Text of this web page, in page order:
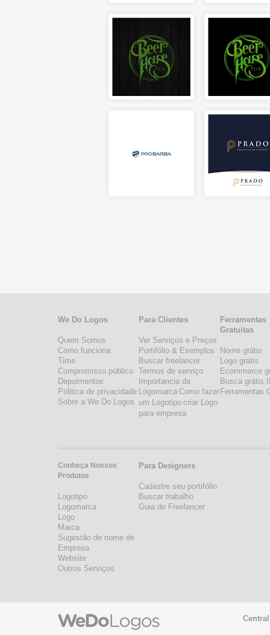
We Do Logos
Quem Somos
Como funciona
Time
Compromisso público
Depoimentos
Politica de privacidade
Sobre a We Do Logos
Conheça Nossos
Produtos
Logotipo
Logomarca
Logo
Marca
Sugestão de nome de
Empresa
Website
Outros Serviços
Para Clientes
Ver Serviços e Preços
Portifólio & Exemplos
Buscar freelancer
Termos de serviço
Importancia da
Logomarca Como fazer
um Logotipo criar Logo
para empresa
Para Designers
Cadastre seu portifólio
Buscar trabalho
Guia do Freelancer
Ferramentas
Gratuitas
Nome grátis
Logo grátis
Ecommerce
Busca grátis
Ferramentas